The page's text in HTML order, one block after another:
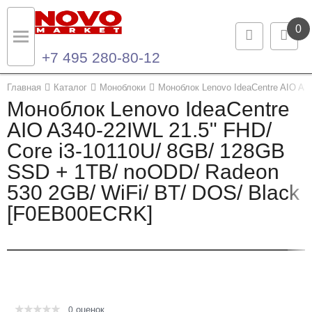
0
+7 495 280-80-12
Главная Каталог Моноблоки Моноблок Lenovo IdeaCentre AIO
Моноблок Lenovo IdeaCentre
AIO A340-22IWL 21.5" FHD/
Core i3-10110U/ 8GB/ 128GB
SSD + 1TB/ noODD/ Radeon
530 2GB/ WiFi/ BT/ DOS/ Black
[F0EB00ECRK]
0 оценок
Назад
Каталог продукции
Ноутбуки и ультрабуки
Компьютеры
Моноблоки
Назад
Контакты
Контактная информация